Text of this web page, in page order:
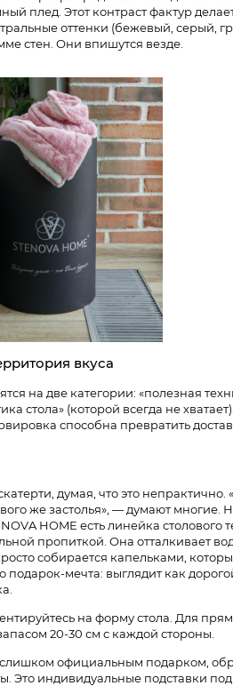
плед. Этот контраст фактур
оттенки (бежевый, серый,
стен. Они впишутся везде.
вкуса
на две категории: «полезная
стола» (которой всегда не
способна превратить
думая, что это непрактично.
же застолья», — думают многие.
HOME есть линейка столового
пропиткой. Она отталкивает
собирается капельками,
подарок-мечта: выглядит как
на форму стола. Для
20-30 см с каждой стороны.
слишком официальным подарком,
Это индивидуальные подставки под